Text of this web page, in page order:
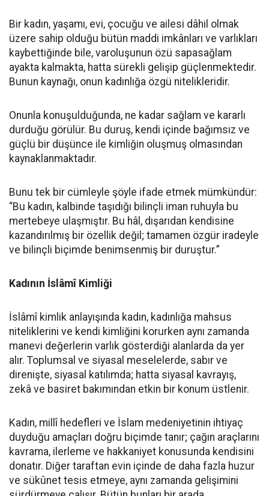
Bir kadın, yaşamı, evi, çocuğu ve ailesi dâhil olmak
üzere sahip olduğu bütün maddi imkânları ve varlıkları
kaybettiğinde bile, varoluşunun özü sapasağlam
ayakta kalmakta, hatta sürekli gelişip güçlenmektedir.
Bunun kaynağı, onun kadınlığa özgü nitelikleridir.
Onunla konuşulduğunda, ne kadar sağlam ve kararlı
durduğu görülür. Bu duruş, kendi içinde bağımsız ve
güçlü bir düşünce ile kimliğin oluşmuş olmasından
kaynaklanmaktadır.
Bunu tek bir cümleyle şöyle ifade etmek mümkündür:
“Bu kadın, kalbinde taşıdığı bilinçli iman ruhuyla bu
mertebeye ulaşmıştır. Bu hâl, dışarıdan kendisine
kazandırılmış bir özellik değil; tamamen özgür iradeyle
ve bilinçli biçimde benimsenmiş bir duruştur.”
Kadının İslâmî Kimliği
İslâmî kimlik anlayışında kadın, kadınlığa mahsus
niteliklerini ve kendi kimliğini korurken aynı zamanda
manevi değerlerin varlık gösterdiği alanlarda da yer
alır. Toplumsal ve siyasal meselelerde, sabır ve
direnişte, siyasal katılımda; hatta siyasal kavrayış,
zekâ ve basiret bakımından etkin bir konum üstlenir.
Kadın, millî hedefleri ve İslam medeniyetinin ihtiyaç
duyduğu amaçları doğru biçimde tanır; çağın araçlarını
kavrama, ilerleme ve hakkaniyet konusunda kendisini
donatır. Diğer taraftan evin içinde de daha fazla huzur
ve sükûnet tesis etmeye, aynı zamanda gelişimini